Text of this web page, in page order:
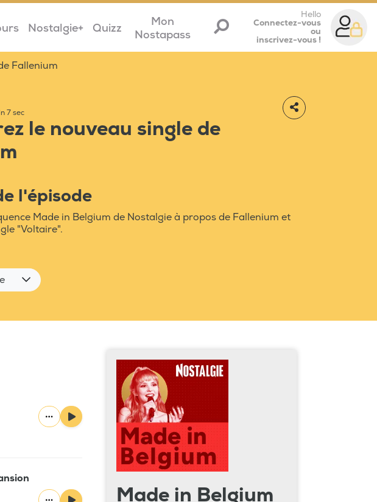
Nostalgie+ Quizz
Mon
Nostapass
Hello
Connectez-vous
ou
inscrivez-vous !
Fallenium
7 sec
le nouveau single de
l'épisode
Made in Belgium de Nostalgie à propos de Fallenium et
"Voltaire".
Made in Belgium